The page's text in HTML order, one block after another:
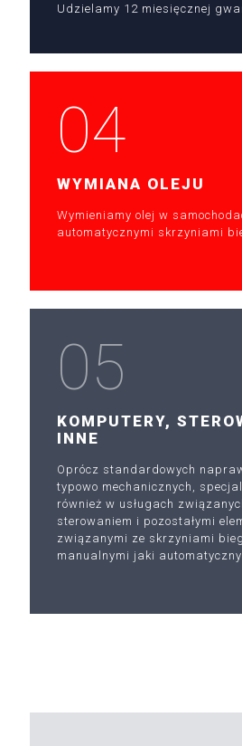
Udzielamy 12 miesięcznej
04
WYMIANA OLEJU
Wymieniamy olej w
automatycznymi skrzyniami
05
KOMPUTERY,
INNE
Oprócz standardowych
typowo mechanicznych,
również w usługach
sterowaniem i pozostałymi
związanymi ze skrzyniami
manualnymi jaki